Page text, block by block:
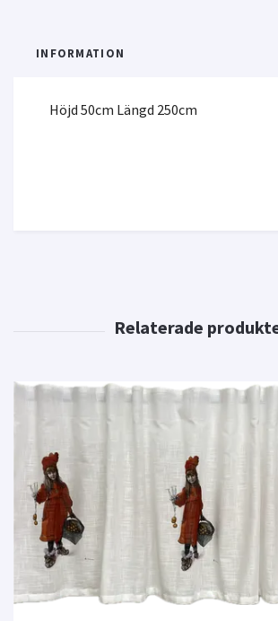
INFORMATION
Höjd 50cm Längd 250cm